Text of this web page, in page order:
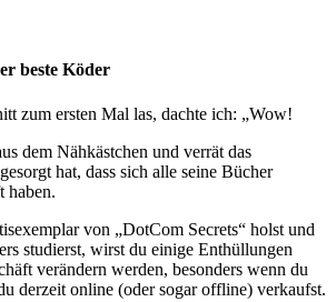
beste Köder
zum ersten Mal las, dachte ich: „Wow!
dem Nähkästchen und verrät das
hat, dass sich alle seine Bücher
haben.
von „DotCom Secrets“ holst und
studierst, wirst du einige Enthüllungen
verändern werden, besonders wenn du
derzeit online (oder sogar offline) verkaufst.